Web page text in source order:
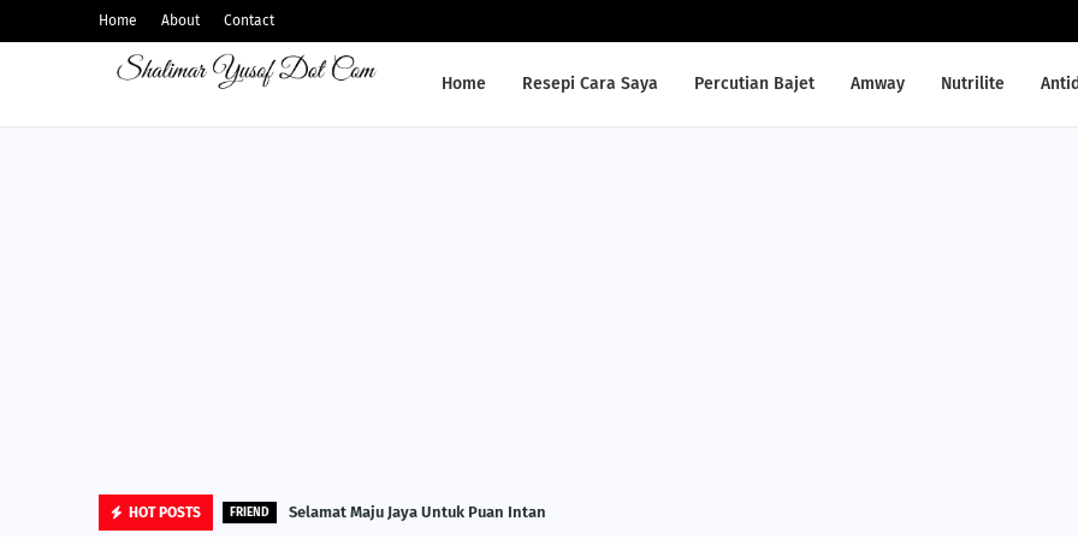
Home About Contact
Home Resepi Cara Saya Percutian Bajet Amway Nutrilite
HOT POSTS FRIEND Selamat Maju Jaya Untuk Puan Intan